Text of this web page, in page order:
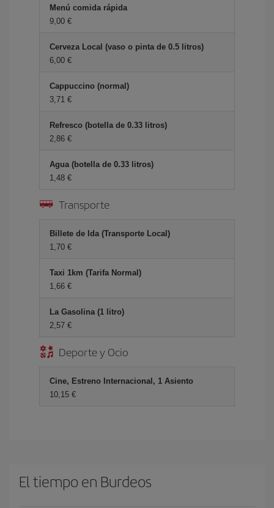
Menú comida rápida
9,00 €
Cerveza Local (vaso o pinta de 0.5 litros)
6,00 €
Cappuccino (normal)
3,71 €
Refresco (botella de 0.33 litros)
2,86 €
Agua (botella de 0.33 litros)
1,48 €
Transporte
Billete de Ida (Transporte Local)
1,70 €
Taxi 1km (Tarifa Normal)
1,66 €
La Gasolina (1 litro)
2,57 €
Deporte y Ocio
Cine, Estreno Internacional, 1 Asiento
10,15 €
El tiempo en Burdeos